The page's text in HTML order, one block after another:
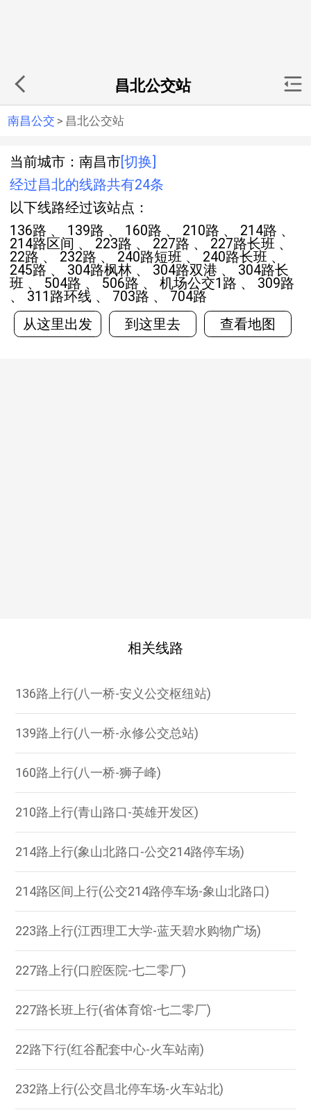
昌北公交站
南昌公交 > 昌北公交站
当前城市：南昌市 [切换]
经过昌北的线路共有24条
以下线路经过该站点：
136路 、 139路 、 160路 、 210路 、 214路 、
214路区间 、 223路 、 227路 、 227路长班 、
22路 、 232路 、 240路短班 、 240路长班 、
245路 、 304路枫林 、 304路双港 、 304路长
班 、 504路 、 506路 、 机场公交1路 、 309路
、 311路环线 、 703路 、 704路
从这里出发
到这里去 查看地图
相关线路
136路上行(八一桥-安义公交枢纽站)
139路上行(八一桥-永修公交总站)
160路上行(八一桥-狮子峰)
210路上行(青山路口-英雄开发区)
214路上行(象山北路口-公交214路停车场)
214路区间上行(公交214路停车场-象山北路口)
223路上行(江西理工大学-蓝天碧水购物广场)
227路上行(口腔医院-七二零厂)
227路长班上行(省体育馆-七二零厂)
22路下行(红谷配套中心-火车站南)
232路上行(公交昌北停车场-火车站北)